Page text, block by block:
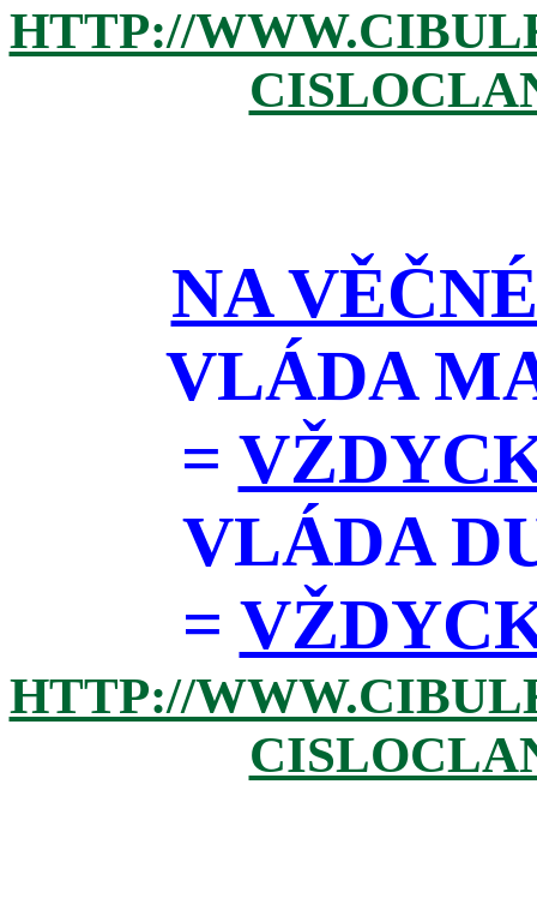
HTTP://
NA
VLÁDA
=
VLÁDA
=
HTTP://